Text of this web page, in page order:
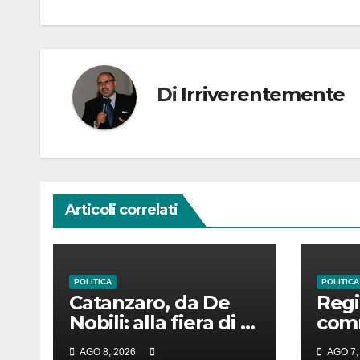
Di Irriverentemente
Articoli correlati
POLITICA
Catanzaro, da De
Nobili: alla fiera di S.
Lorenzo Sorbetteria
AGO 8, 2026
POLITICA
AGO